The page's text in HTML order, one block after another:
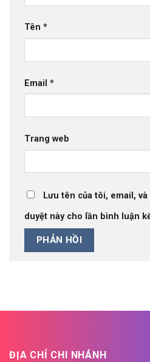
Tên *
Email *
Trang web
Lưu tên của tôi, email,
duyệt này cho lần bình luận
ĐỊA CHỈ CHI NHÁNH